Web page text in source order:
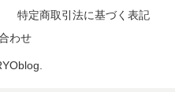
特定商取引法に基づく表記
わせ